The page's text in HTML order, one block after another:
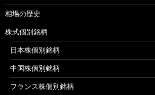
相場の歴史
株式個別銘柄
日本株個別銘柄
中国株個別銘柄
フランス株個別銘柄